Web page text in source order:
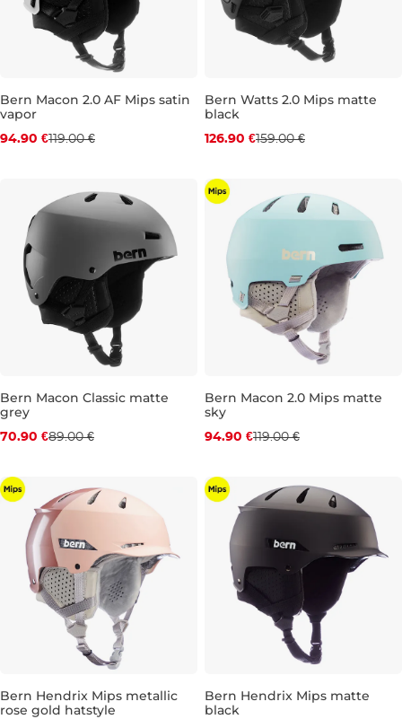
Zľava -20 %
Bern Macon 2.0 AF Mips satin
vapor
94.90 €119.00 €
Zľava -20 %
Bern Watts 2.0 Mips matte
black
126.90 €159.00 €
Zľava -20 %
Bern Macon Classic matte
grey
70.90 €89.00 €
Zľava -20 %
Bern Macon 2.0 Mips matte
sky
94.90 €119.00 €
Zľava -20 %
Bern Hendrix Mips metallic
rose gold hatstyle
Zľava -20 %
Bern Hendrix Mips matte
black